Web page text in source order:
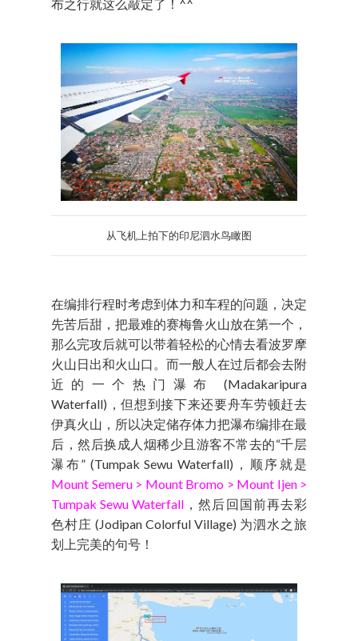
布之行就这么敲定了！^^
从飞机上拍下的印尼泗水鸟瞰图
在编排行程时考虑到体力和车程的问题，决定
先苦后甜，把最难的赛梅鲁火山放在第一个，
那么完攻后就可以带着轻松的心情去看波罗摩
火山日出和火山口。而一般人在过后都会去附
近的一个热门瀑布 (Madakaripura
Waterfall)，但想到接下来还要舟车劳顿赶去
伊真火山，所以决定储存体力把瀑布编排在最
后，然后换成人烟稀少且游客不常去的“千层
瀑布” (Tumpak Sewu Waterfall)，顺序就是
Mount Semeru > Mount Bromo > Mount Ijen >
Tumpak Sewu Waterfall ，然后回国前再去彩
色村庄 (Jodipan Colorful Village) 为泗水之旅
划上完美的句号！